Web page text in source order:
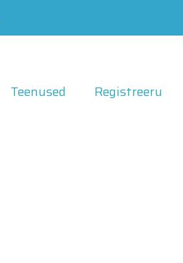
Teenused Registreeru